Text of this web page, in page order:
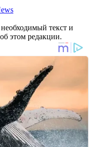
текст и
этом редакции.